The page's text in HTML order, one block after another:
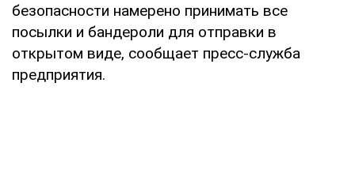
безопасности намерено принимать все
посылки и бандероли для отправки в
открытом виде, сообщает пресс-служба
предприятия.